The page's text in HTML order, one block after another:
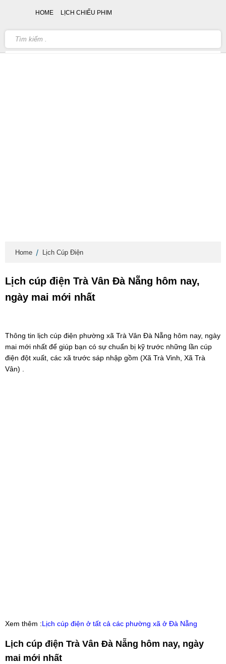
Home Lịch Cúp Điện
Lịch cúp điện Trà Vân Đà Nẵng hôm nay,
ngày mai mới nhất
Thông tin lịch cúp điện phường xã Trà Vân Đà Nẵng hôm nay, ngày
mai mới nhất để giúp bạn có sự chuẩn bị kỹ trước những lần cúp
điện đột xuất, các xã trước sáp nhập gồm (Xã Trà Vinh, Xã Trà
Vân) .
Xem thêm :Lịch cúp điện ở tất cả các phường xã ở Đà Nẵng
Lịch cúp điện Trà Vân Đà Nẵng hôm nay, ngày
mai mới nhất
HOME LỊCH CHIẾU PHIM